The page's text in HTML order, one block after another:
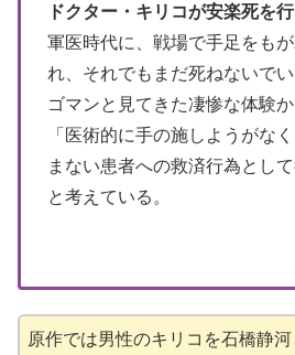
ドクター・キリコが安楽死を
軍医時代に、戦場で手足をも
れ、それでもまだ死ねないで
ゴマンと見てきた凄惨な体験か
「医術的に手の施しようがな
まない患者への救済行為とし
と考えている。
原作では男性のキリコを石橋静